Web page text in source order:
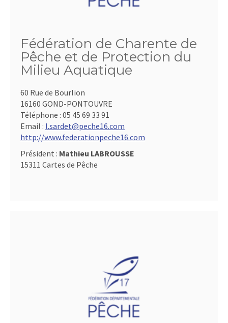
Fédération de Charente de
Pêche et de Protection du
Milieu Aquatique
60 Rue de Bourlion
16160 GOND-PONTOUVRE
Téléphone : 05 45 69 33 91
Email : l.sardet@peche16.com
http://www.federationpeche16.com
Président : Mathieu LABROUSSE
15311 Cartes de Pêche